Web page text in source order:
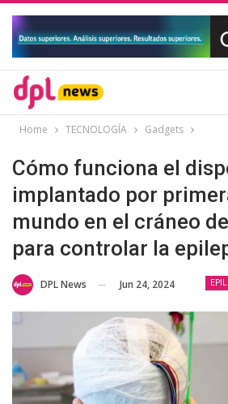
Home TECNOLOGÍA Gadgets
Cómo funciona el
implantado por
mundo en el cráneo
para controlar la
DPL News Jun 24, 2024